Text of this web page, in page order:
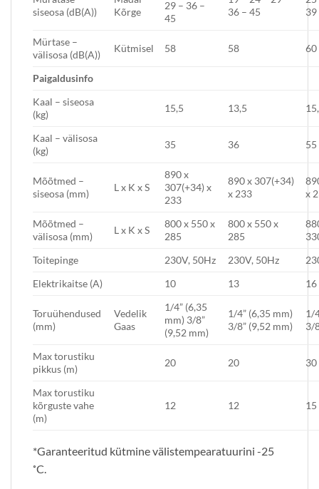
siseosa (dB(A))
Kõrge
29 – 36 –
45
36 – 45
39
Mürtase –
välisosa (dB(A))
Kütmisel 58 58 60
Paigaldusinfo
Kaal – siseosa
(kg)
15,5 13,5
Kaal – välisosa
(kg)
35 36 55
Mõõtmed –
siseosa (mm)
L x K x S
890 x
307(+34) x
233
890 x 307(+34)
x 233
x
Mõõtmed –
välisosa (mm)
L x K x S
800 x 550 x
285
800 x 550 x
285
Toitepinge
230V, 50Hz 230V, 50Hz
Elektrikaitse (A)
10 13 16
Toruühendused
(mm)
Vedelik
Gaas
1/4” (6,35
mm) 3/8”
(9,52 mm)
1/4” (6,35 mm)
3/8” (9,52 mm)
1/
3/
Max torustiku
pikkus (m)
20 20 30
Max torustiku
kõrguste vahe
(m)
12 12 15
*Garanteeritud kütmine välistempearatuurini -25
˚C.